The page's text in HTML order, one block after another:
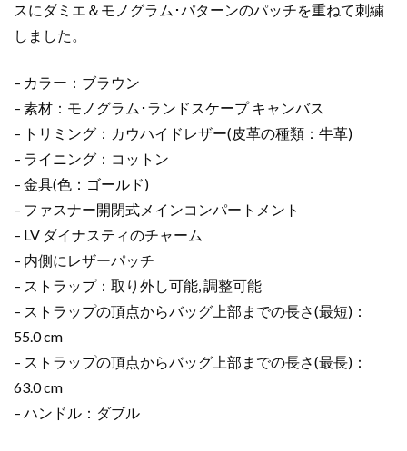
ド
リ
ー
ル
口
ミ
個
スにダミエ＆モノグラム･パターンのパッチを重ねて刺繍
しました。
– カラー：ブラウン
– 素材：モノグラム･ランドスケープ キャンバス
– トリミング：カウハイドレザー(皮革の種類：牛革)
– ライニング：コットン
– 金具(色：ゴールド)
– ファスナー開閉式メインコンパートメント
– LV ダイナスティのチャーム
– 内側にレザーパッチ
– ストラップ：取り外し可能, 調整可能
– ストラップの頂点からバッグ上部までの長さ(最短)：
55.0 cm
– ストラップの頂点からバッグ上部までの長さ(最長)：
63.0 cm
– ハンドル：ダブル